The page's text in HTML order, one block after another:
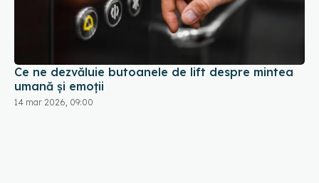
Ce ne dezvăluie butoanele de lift despre mintea
umană și emoții
14 mar 2026, 09:00